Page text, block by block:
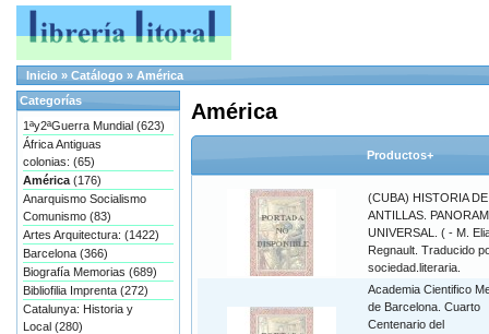
Inicio » Catálogo » América
América
Productos+
(CUBA) HISTORIA
ANTILLAS.
UNIVERSAL. ( - M.
Regnault. Traducido
sociedad.literaria.
Academia Cientifico
de Barcelona. Cuarto
Centenario del
Categorías
1ªy2ªGuerra Mundial (623)
África Antiguas
colonias: (65)
América (176)
Anarquismo Socialismo
Comunismo (83)
Artes Arquitectura: (1422)
Barcelona (366)
Biografía Memorias (689)
Bibliofilia Imprenta (272)
Catalunya: Historia y
Local (280)